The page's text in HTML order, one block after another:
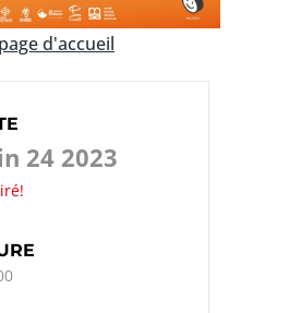
d'accueil
24 2023